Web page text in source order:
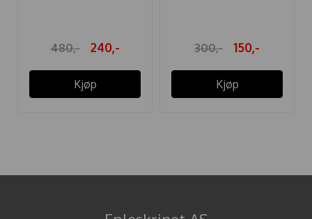
480,- 240,-
Kjøp
300,- 150,-
Kjøp